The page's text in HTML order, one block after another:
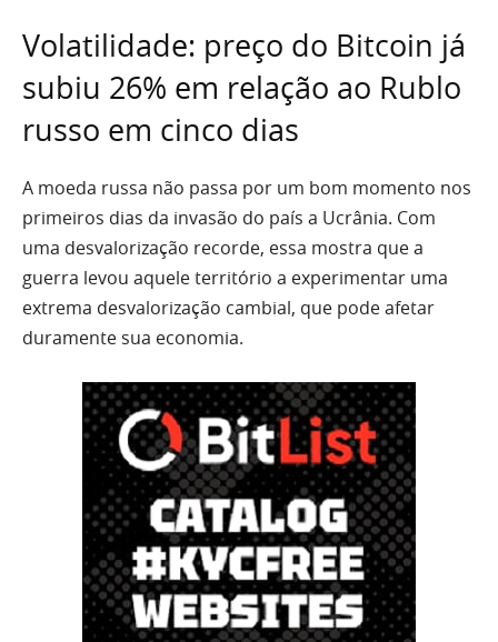
Volatilidade: preço do Bitcoin já
subiu 26% em relação ao Rublo
russo em cinco dias
A moeda russa não passa por um bom momento nos
primeiros dias da invasão do país a Ucrânia. Com
uma desvalorização recorde, essa mostra que a
guerra levou aquele território a experimentar uma
extrema desvalorização cambial, que pode afetar
duramente sua economia.